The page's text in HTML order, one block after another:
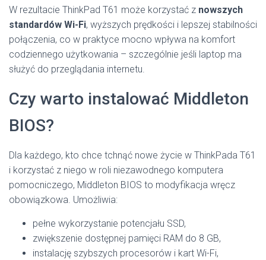
W rezultacie ThinkPad T61 może korzystać z nowszych
standardów Wi-Fi, wyższych prędkości i lepszej stabilności
połączenia, co w praktyce mocno wpływa na komfort
codziennego użytkowania – szczególnie jeśli laptop ma
służyć do przeglądania internetu.
Czy warto instalować Middleton
BIOS?
Dla każdego, kto chce tchnąć nowe życie w ThinkPada T61
i korzystać z niego w roli niezawodnego komputera
pomocniczego, Middleton BIOS to modyfikacja wręcz
obowiązkowa. Umożliwia:
pełne wykorzystanie potencjału SSD,
zwiększenie dostępnej pamięci RAM do 8 GB,
instalację szybszych procesorów i kart Wi-Fi,